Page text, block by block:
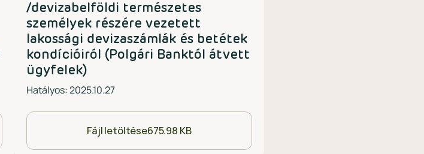
/devizabelföldi természetes
személyek részére vezetett
lakossági devizaszámlák és betétek
kondícióiról (Polgári Banktól átvett
ügyfelek)
Hatályos: 2025.10.27
Fájl letöltése675.98 KB